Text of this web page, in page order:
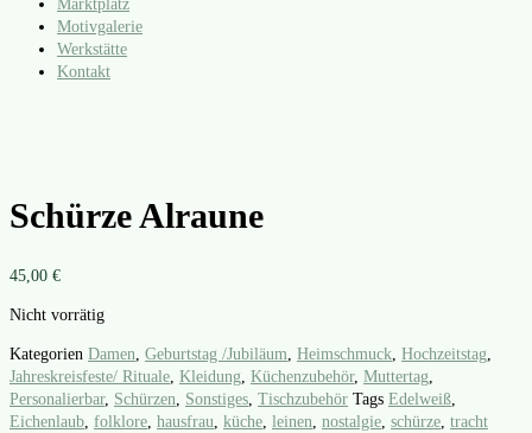
Marktplatz
Motivgalerie
Werkstätte
Kontakt
Schürze Alraune
45,00 €
Nicht vorrätig
Kategorien Damen, Geburtstag /Jubiläum, Heimschmuck, Hochzeitstag,
Jahreskreisfeste/ Rituale, Kleidung, Küchenzubehör, Muttertag,
Personalierbar, Schürzen, Sonstiges, Tischzubehör Tags Edelweiß,
Eichenlaub, folklore, hausfrau, küche, leinen, nostalgie, schürze, tracht